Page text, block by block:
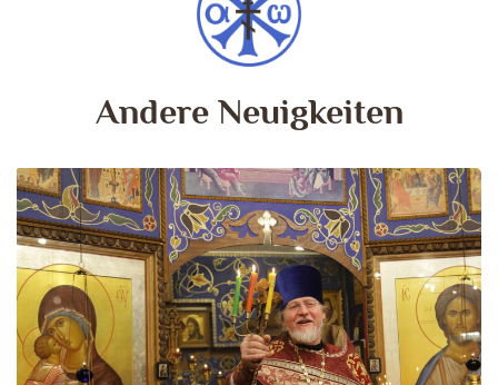
Andere Neuigkeiten